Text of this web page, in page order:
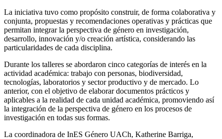
La iniciativa tuvo como propósito construir, de forma colaborativa y
conjunta, propuestas y recomendaciones operativas y prácticas que
permitan integrar la perspectiva de género en investigación,
desarrollo, innovación y/o creación artística, considerando las
particularidades de cada disciplina.
Durante los talleres se abordaron cinco categorías de interés en la
actividad académica: trabajo con personas, biodiversidad,
tecnologías, laboratorios y sector productivo y de mercado. Lo
anterior, con el objetivo de elaborar documentos prácticos y
aplicables a la realidad de cada unidad académica, promoviendo así
la integración de la perspectiva de género en los procesos de
investigación en todas sus formas.
La coordinadora de InES Género UACh, Katherine Barriga,